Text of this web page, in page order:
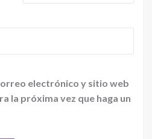
electrónico y sitio web
la próxima vez que haga un